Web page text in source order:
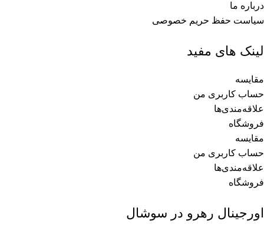
درباره ما
سیاست حفظ حریم خصوصی
لینک های مفید
مقایسه
حساب کاربری من
علاقه‌مندی‌ها
فروشگاه
مقایسه
حساب کاربری من
علاقه‌مندی‌ها
فروشگاه
اورجینال رهرو در سوشال